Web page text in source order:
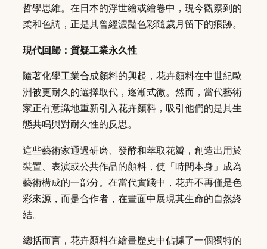
哲學思維。在日本的浮世繪或繪卷中，現今觀察到的
柔和色調，正是其曾經濃豔色彩隨歲月留下的痕跡。
現代回歸：質疑工業永久性
隨著化學工業合成顏料的興起，花卉顏料在中世紀歐
洲被更耐久的選擇取代，逐漸式微。然而，當代藝術
家正有意識地重新引入花卉顏料，吸引他們的是其生
態共鳴與對耐久性的反思。
這些藝術家通過研磨、發酵和萃取花瓣，創造出用於
裝置、表演或公共作品的顏料，使「時間本身」成為
藝術構成的一部分。在當代實踐中，花卉不再僅是色
彩來源，而是合作者，在畫面中展現其生命的自然終
結。
總括而言，花卉顏料在繪畫歷史中佔據了一個獨特的